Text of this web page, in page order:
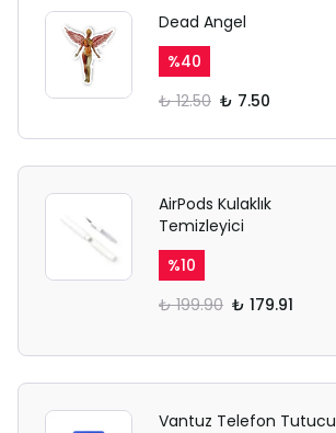
Dead Angel
%40
₺ 12.50 ₺ 7.50
AirPods Kulaklık
Temizleyici
%10
₺ 199.90 ₺ 179.91
Vantuz Telefon Tutucu